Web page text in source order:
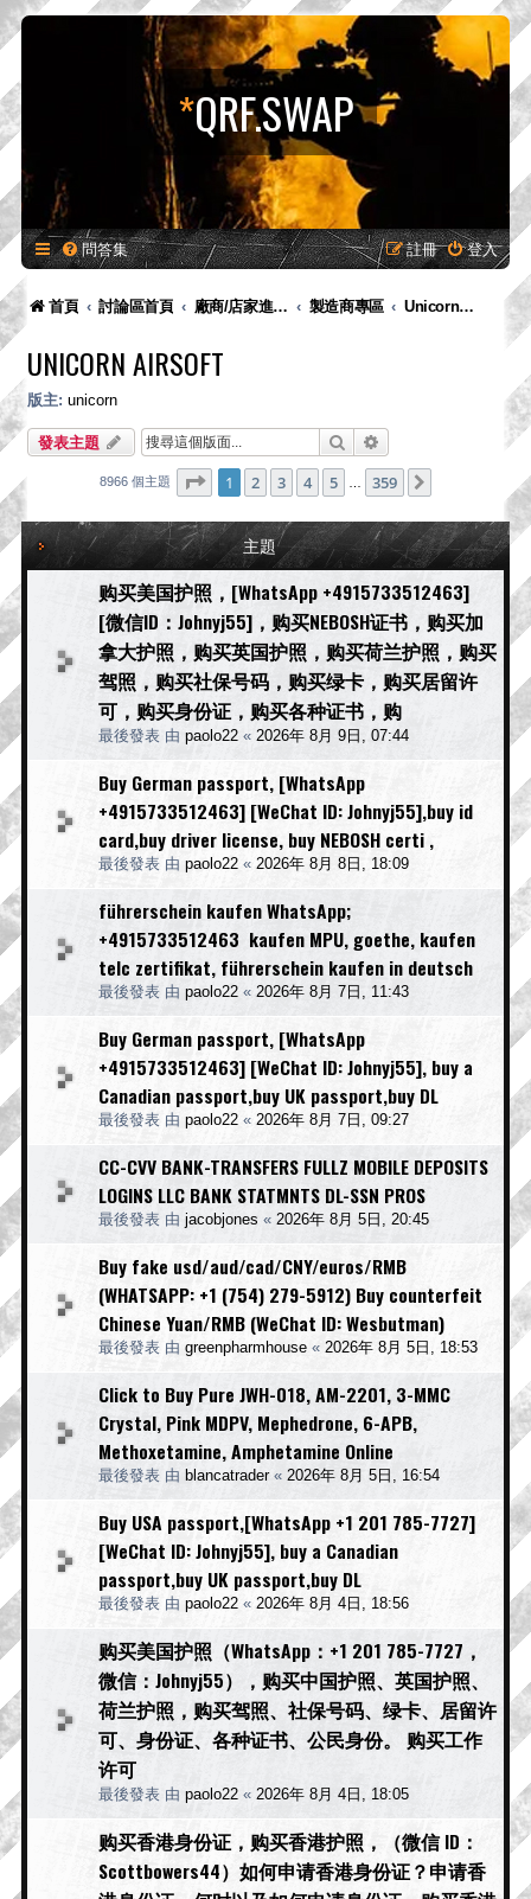
*QRF.SWAP
問答集 登入
註冊
首頁 討論區首頁 廠商/店家進駐專區-供廠商-供廠商/店家發布新品預告、產品消息，嚴禁販售！ 製造商專區 Unicorn Airsoft
UNICORN AIRSOFT
版主: unicorn
發表主題 搜尋
8966 個主題 1 頁 (共359頁)
1 2 3 4 5 359
主題
购买美国护照，[WhatsApp +4915733512463]
[微信ID：Johnyj55]，购买NEBOSH证书，购买加
拿大护照，购买英国护照，购买荷兰护照，购买
驾照，购买社保号码，购买绿卡，购买居留许
可，购买身份证，购买各种证书，购
最後發表 由 paolo22 « 2026年 8月 9日, 07:44
Buy German passport, [WhatsApp
+4915733512463] [WeChat ID: Johnyj55],buy id
card,buy driver license, buy NEBOSH certi ,
最後發表 由 paolo22 « 2026年 8月 8日, 18:09
führerschein kaufen WhatsApp;
+4915733512463 kaufen MPU, goethe, kaufen
telc zertifikat, führerschein kaufen in deutsch
最後發表 由 paolo22 « 2026年 8月 7日, 11:43
Buy German passport, [WhatsApp
+4915733512463] [WeChat ID: Johnyj55], buy a
Canadian passport,buy UK passport,buy DL
最後發表 由 paolo22 « 2026年 8月 7日, 09:27
CC-CVV BANK-TRANSFERS FULLZ MOBILE DEPOSITS
LOGINS LLC BANK STATMNTS DL-SSN PROS
最後發表 由 jacobjones « 2026年 8月 5日, 20:45
Buy fake usd/aud/cad/CNY/euros/RMB
(WHATSAPP: +1 (754) 279-5912) Buy counterfeit
Chinese Yuan/RMB (WeChat ID: Wesbutman)
最後發表 由 greenpharmhouse « 2026年 8月 5日, 18:53
Click to Buy Pure JWH-018, AM-2201, 3-MMC
Crystal, Pink MDPV, Mephedrone, 6-APB,
Methoxetamine, Amphetamine Online
最後發表 由 blancatrader« 2026年 8月 5日, 16:54
Buy USA passport,[WhatsApp +1 201 785-7727]
[WeChat ID: Johnyj55], buy a Canadian
passport,buy UK passport,buy DL
最後發表 由 paolo22 « 2026年 8月 4日, 18:56
购买美国护照（WhatsApp：+1 201 785-7727，
微信：Johnyj55），购买中国护照、英国护照、
荷兰护照，购买驾照、社保号码、绿卡、居留许
可、身份证、各种证书、公民身份。 购买工作
许可
最後發表 由 paolo22 « 2026年 8月 4日, 18:05
购买香港身份证，购买香港护照，（微信 ID：
Scottbowers44）如何申请香港身份证？申请香